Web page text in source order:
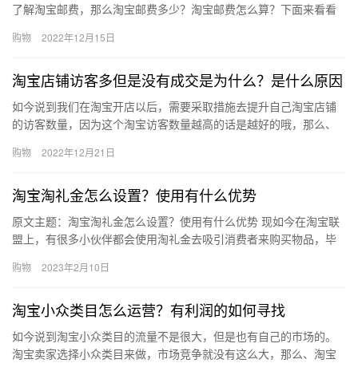
了解淘宝邮费，那么淘宝邮费多少？淘宝邮费怎么算？下面来看看
者支付…
购物 2022年12月15日
淘宝店铺访客多但是没有成交是为什么？是什么原因
如今说到我们在淘宝开店以后，需要采取措施去提升自己淘宝店铺
的访客数量，因为这个淘宝访客数量越高的话是越好的哦，那么、
吧。淘…
购物 2022年12月21日
淘宝淘礼金怎么设置？使用有什么优势
原文主题：淘宝淘礼金怎么设置？使用有什么优势 现如今在淘宝联
盟上，有很多小伙伴都会使用淘礼金去吸引消费者来购买物品，毕
使用…
购物 2023年2月10日
淘宝小众类目怎么运营？有利润的如何寻找
如今说到淘宝小众类目的流量不是很大，但是也有自己的市场的。
淘宝卖家选择小众类目来做，市场竞争就没有这么大，那么、淘宝